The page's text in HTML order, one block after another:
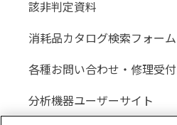
該非判定資料
消耗品カタログ検索フォーム
各種お問い合わせ・修理受付
分析機器ユーザーサイト